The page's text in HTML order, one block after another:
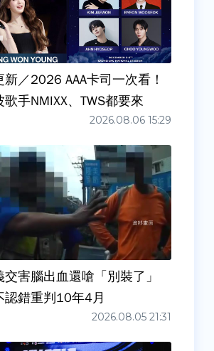
新／2026 AAA卡司一次看！
歌手NMIXX、TWS都要來
2026.08.06 15:29
交害腦出血還嗆「別裝了」
認錯重判10年4月
2026.08.05 21:31